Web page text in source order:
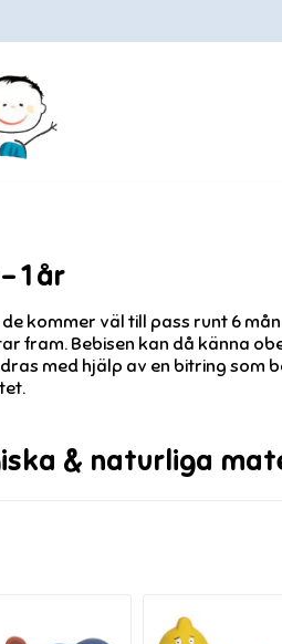
1 år
kommer väl till pass runt 6
fram. Bebisen kan då känna
med hjälp av en bitring som
& naturliga